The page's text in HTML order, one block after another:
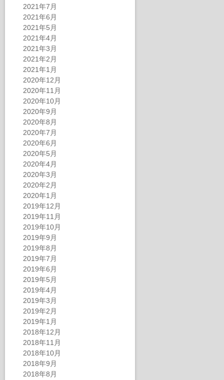
2021年7月
2021年6月
2021年5月
2021年4月
2021年3月
2021年2月
2021年1月
2020年12月
2020年11月
2020年10月
2020年9月
2020年8月
2020年7月
2020年6月
2020年5月
2020年4月
2020年3月
2020年2月
2020年1月
2019年12月
2019年11月
2019年10月
2019年9月
2019年8月
2019年7月
2019年6月
2019年5月
2019年4月
2019年3月
2019年2月
2019年1月
2018年12月
2018年11月
2018年10月
2018年9月
2018年8月